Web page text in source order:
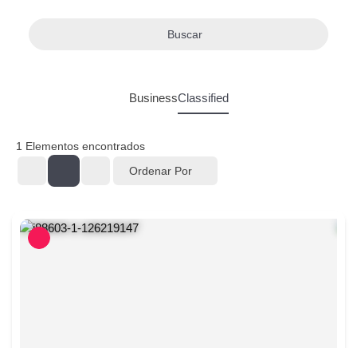
Buscar
BusinessClassified
1 Elementos encontrados
Ordenar Por